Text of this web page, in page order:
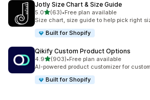
Jotly Size Chart & Size Guide
5.0별 5개 중
(63)
총 리뷰 63개
•Free plan available
Size chart, size guide to help pick right
Built for Shopify
Qikify Custom Product Options
4.9별 5개 중
(903)
총 리뷰 903개
•Free plan available
AI-powered product customizer for
Built for Shopify